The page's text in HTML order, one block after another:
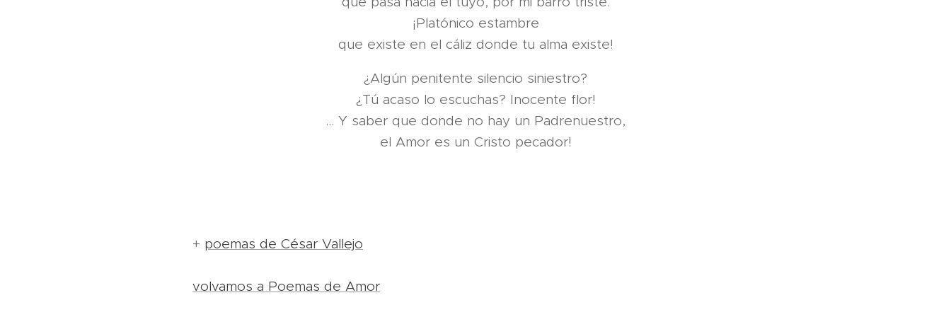
¡Platónico estambre
que existe en el cáliz donde tu alma existe!
¿Algún penitente silencio siniestro?
¿Tú acaso lo escuchas? Inocente flor!
... Y saber que donde no hay un Padrenuestro,
el Amor es un Cristo pecador!
+ poemas de César Vallejo
volvamos a Poemas de Amor